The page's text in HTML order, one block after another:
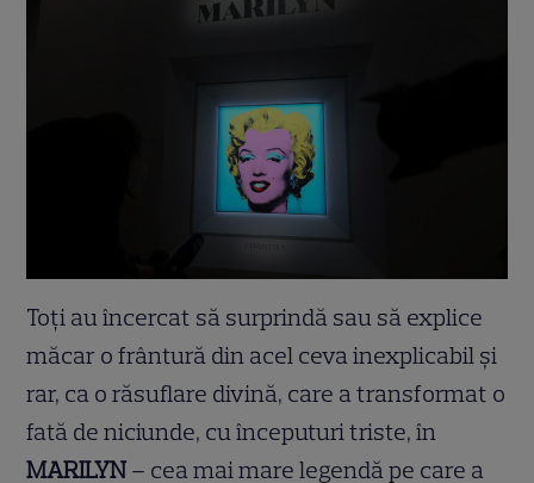
Toți au încercat să surprindă sau să explice
măcar o frântură din acel ceva inexplicabil și
rar, ca o răsuflare divină, care a transformat o
fată de niciunde, cu începuturi triste, în
MARILYN – cea mai mare legendă pe care a